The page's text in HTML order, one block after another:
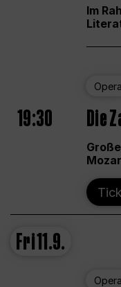
Im
Opera
19:30 Die
Fri11.9.
Opera